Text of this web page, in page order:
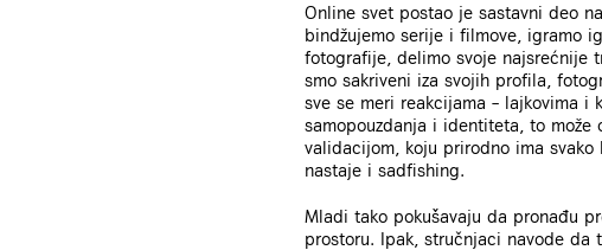
Online svet postao je sastavni deo
bindžujemo serije i filmove, igramo
fotografije, delimo svoje najsrećnije
smo sakriveni iza svojih profila,
sve se meri reakcijama – lajkovima i
samopouzdanja i identiteta, to
validacijom, koju prirodno ima
nastaje i sadfishing.
Mladi tako pokušavaju da pronađu
prostoru. Ipak, stručnjaci navode da